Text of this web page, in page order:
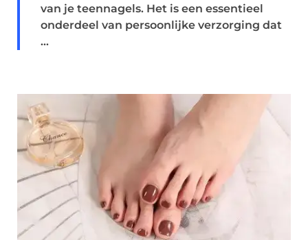
van je teennagels. Het is een essentieel
onderdeel van persoonlijke verzorging dat
...